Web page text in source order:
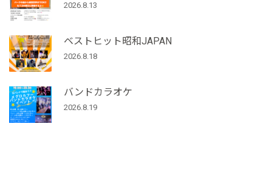
2026.8.13
ベストヒット昭和JAPAN
2026.8.18
バンドカラオケ
2026.8.19